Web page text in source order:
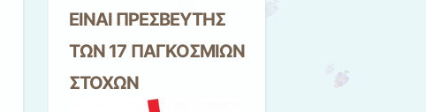
ΕΙΝΑΙ ΠΡΕΣΒΕΥΤΗΣ
ΤΩΝ 17 ΠΑΓΚΟΣΜΙΩΝ
ΣΤΟΧΩΝ